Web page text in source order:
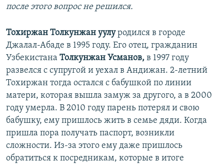
после этого вопрос не решился.
Тохиржан Толкунжан уулуродился в городе
Джалал-Абаде в 1995 году. Его отец, гражданин
Узбекистана Толкунжан Усманов, в 1997 году
развелся с супругой и уехал в Андижан. 2-летний
Тохиржан тогда остался с бабушкой по линии
матери, которая вышла замуж за другого, а в 2000
году умерла. В 2010 году парень потерял и свою
бабушку, ему пришлось жить в семье дяди. Когда
пришла пора получать паспорт, возникли
сложности. Из-за этого ему даже пришлось
обратиться к посредникам, которые в итоге